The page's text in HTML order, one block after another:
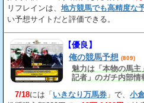
リフレインは、 地方競馬でも高精度な
い予想サイトだと評価できる。
【優良】
俺の競馬予想 (809)
魅力は「本物の馬主
記者」のガチ内部情
7/18には「 いきなり万馬券 」で、 小